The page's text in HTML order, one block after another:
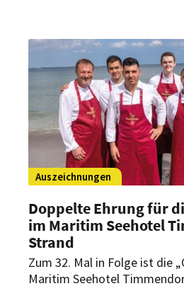
wurde im Rahmen eines
Auszeichnungen
Doppelte Ehrung für
im Maritim Seehotel
Strand
Zum 32. Mal in Folge ist die
Maritim Seehotel